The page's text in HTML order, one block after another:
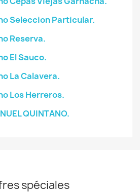
Seleccion Particular.
Reserva.
El Sauco.
La Calavera.
Los Herreros.
QUINTANO.
spéciales